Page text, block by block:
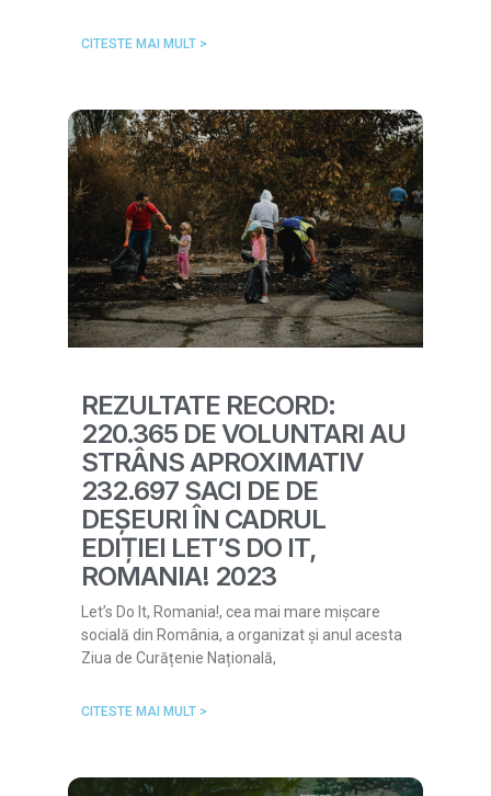
CITESTE MAI MULT >
REZULTATE RECORD:
220.365 DE VOLUNTARI AU
STRÂNS APROXIMATIV
232.697 SACI DE DE
DEȘEURI ÎN CADRUL
EDIȚIEI LET’S DO IT,
ROMANIA! 2023
Let’s Do It, Romania!, cea mai mare mișcare
socială din România, a organizat și anul acesta
Ziua de Curățenie Națională,
CITESTE MAI MULT >